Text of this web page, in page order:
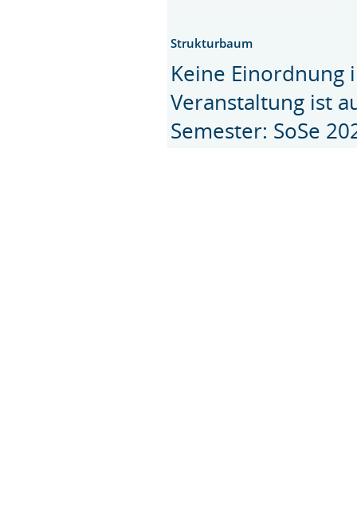
Strukturbaum
Keine Einordnung
Veranstaltung ist
Semester: SoSe